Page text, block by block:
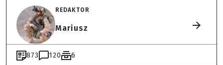
REDAKTOR
Mariusz
873 120 6